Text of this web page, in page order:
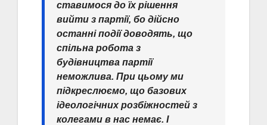
ставимося до їх рішення
вийти з партії, бо дійсно
останні події доводять, що
спільна робота з
будівництва партії
неможлива. При цьому ми
підкреслюємо, що базових
ідеологічних розбіжностей з
колегами в нас немає. І